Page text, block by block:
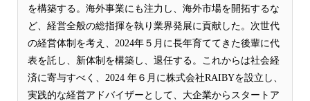
を構築する。海外事業にも注力し、海外市場を開拓するな
ど、経営全般の総指揮を執り業界発展に貢献した。次世代
の経営体制を考え、2024年５月に長年育ててきた後輩に代
表を託し、新体制を構築し、退任する。これからは社会経
済に寄与すべく、2024 年６月に株式会社RAIBYを設立し、
実践的な経営アドバイザーとして、大企業からスタートア